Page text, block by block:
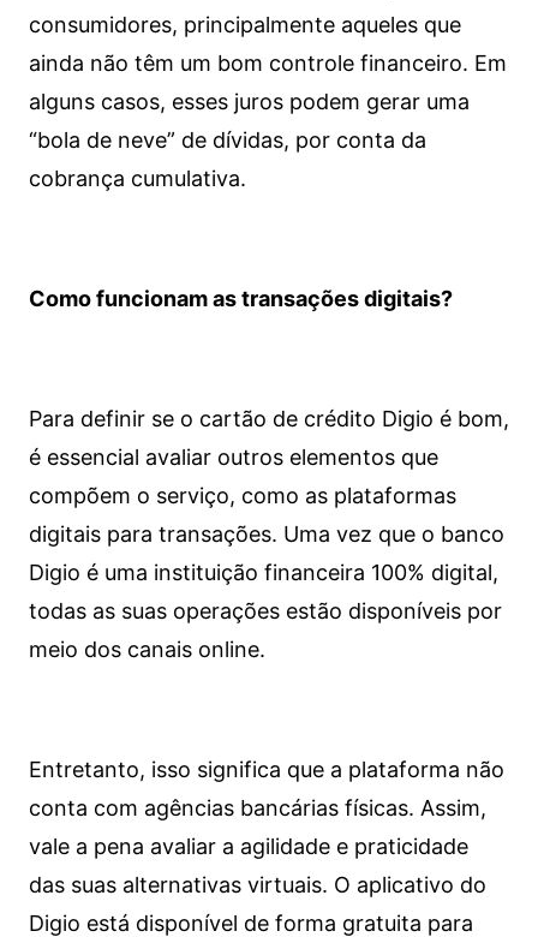
consumidores, principalmente aqueles que
ainda não têm um bom controle financeiro. Em
alguns casos, esses juros podem gerar uma
“bola de neve” de dívidas, por conta da
cobrança cumulativa.
Como funcionam as transações digitais?
Para definir se o cartão de crédito Digio é bom,
é essencial avaliar outros elementos que
compõem o serviço, como as plataformas
digitais para transações. Uma vez que o banco
Digio é uma instituição financeira 100% digital,
todas as suas operações estão disponíveis por
meio dos canais online.
Entretanto, isso significa que a plataforma não
conta com agências bancárias físicas. Assim,
vale a pena avaliar a agilidade e praticidade
das suas alternativas virtuais. O aplicativo do
Digio está disponível de forma gratuita para